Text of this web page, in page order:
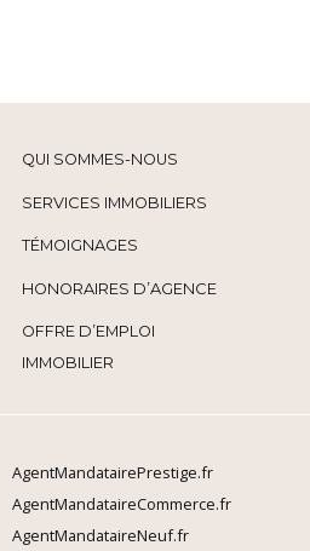
QUI SOMMES-NOUS
SERVICES IMMOBILIERS
TÉMOIGNAGES
HONORAIRES D’AGENCE
OFFRE D’EMPLOI
IMMOBILIER
AgentMandatairePrestige.fr
AgentMandataireCommerce.fr
AgentMandataireNeuf.fr